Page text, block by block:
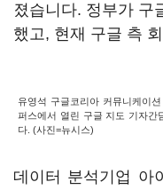
졌습니다. 정부가 구
했고, 현재 구글 측
유영석 구글코리아 커뮤니케이
퍼스에서 열린 구글 지도 기자간
다. (사진=뉴시스)
데이터 분석기업 아